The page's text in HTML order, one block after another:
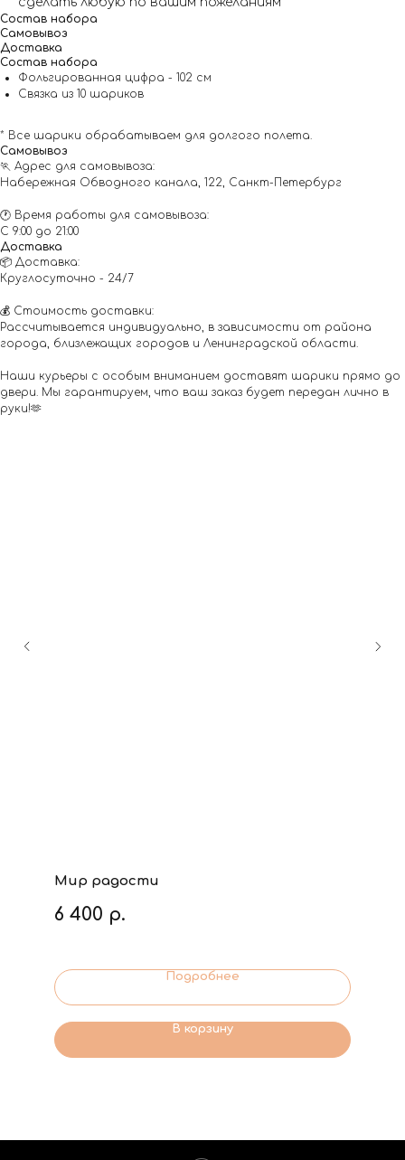
Состав набора
Самовывоз
Доставка
Состав набора
Фольгированная цифра - 102 см
Связка из 10 шариков
* Все шарики обрабатываем для долгого полета.
Самовывоз
🏃 Адрес для самовывоза:
Набережная Обводного канала, 122, Санкт-Петербург
🕐 Время работы для самовывоза:
С 9:00 до 21:00
Доставка
📦 Доставка:
Круглосуточно - 24/7
💰 Стоимость доставки:
Рассчитывается индивидуально, в зависимости от района
города, близлежащих городов и Ленинградской области.
Наши курьеры с особым вниманием доставят шарики прямо до
двери. Мы гарантируем, что ваш заказ будет передан лично в
руки!🫶
Мир радости
6 400 р.
Подробнее
В корзину